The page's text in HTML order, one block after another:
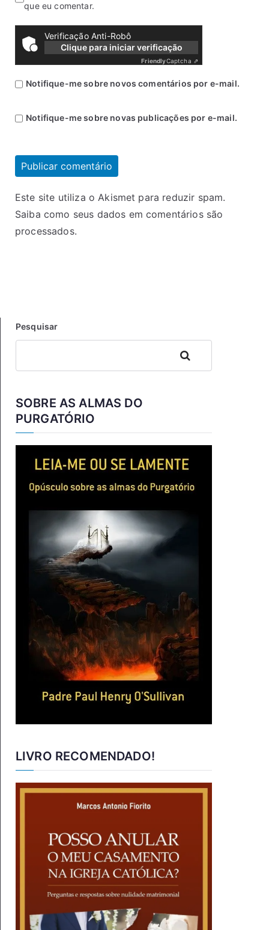
que eu comentar.
Verificação Anti-Robô
Clique para iniciar verificação
FriendlyCaptcha ⇗
Notifique-me sobre novos comentários por e-mail.
Notifique-me sobre novas publicações por e-mail.
Este site utiliza o Akismet para reduzir spam.
Saiba como seus dados em comentários são
processados.
Pesquisar
Pesquisar
SOBRE AS ALMAS DO
PURGATÓRIO
LIVRO RECOMENDADO!